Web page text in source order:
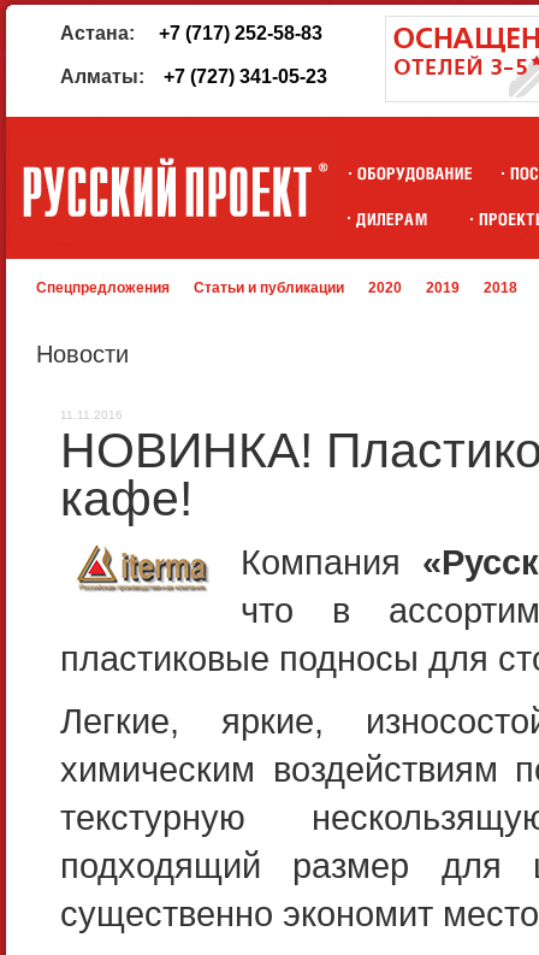
Астана: +7 (717) 252-58-83
Алматы: +7 (727) 341-05-23
Спецпредложения Статьи и публикации 2020 2019 2018
Новости
11.11.2016
НОВИНКА!
кафе!
Компания
что в
пластиковые подносы для
Легкие, яркие,
химическим воздействиям
текстурную
подходящий размер для
существенно экономит